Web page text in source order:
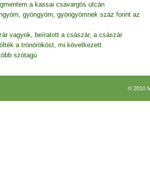
a kassai csavargós utcán
gyöngyöm, gyöngyömnek száz forint az
vagyok, beíratott a császár, a császár
a trónörököst, mi következett
szótagú
© 2010